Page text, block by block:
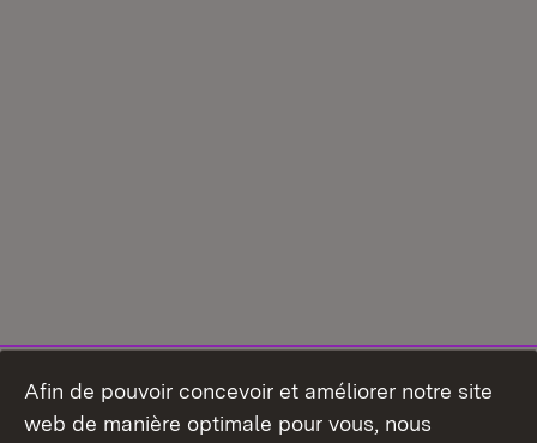
Afin de pouvoir concevoir et améliorer notre site
web de manière optimale pour vous, nous